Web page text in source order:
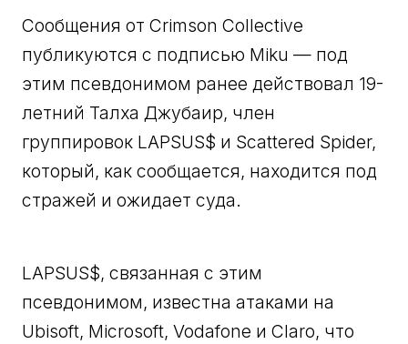
Сообщения от Crimson Collective
публикуются с подписью Miku — под
этим псевдонимом ранее действовал 19-
летний Талха Джубаир, член
группировок LAPSUS$ и Scattered Spider,
который, как сообщается, находится под
стражей и ожидает суда.
LAPSUS$, связанная с этим
псевдонимом, известна атаками на
Ubisoft, Microsoft, Vodafone и Claro, что